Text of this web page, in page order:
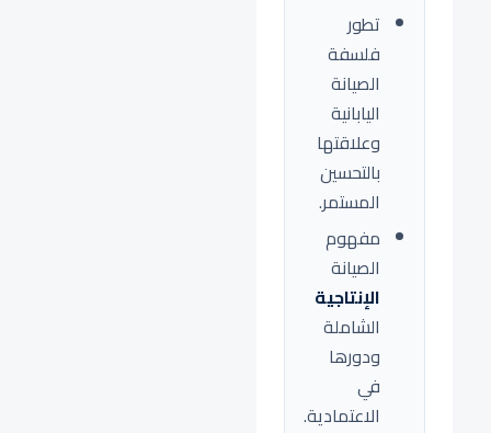
تطور
فلسفة
الصيانة
اليابانية
وعلاقتها
بالتحسين
المستمر.
مفهوم
الصيانة
الإنتاجية
الشاملة
ودورها
في
الاعتمادية.